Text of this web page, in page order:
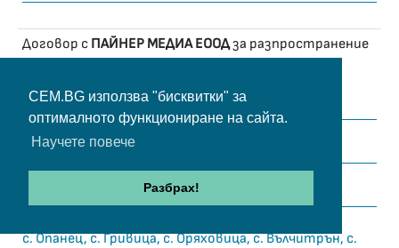
CEM.BG използва "бисквитки" за
оптималното функциониране на сайта.
Научете повече
Разбрах!
Договор с ПАЙНЕР МЕДИА ЕООДза разпространение
Дата на подписване
Дата на изтичане
31.03.2026 г.
Пакет
с. Опанец, с. Гривица, с. Оряховица, с. Вълчитрън, с.